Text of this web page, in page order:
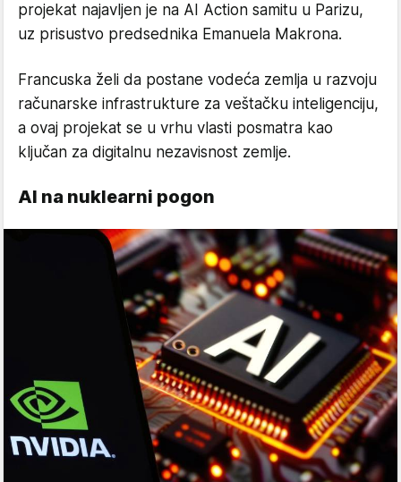
projekat najavljen je na AI Action samitu u Parizu,
uz prisustvo predsednika Emanuela Makrona.
Francuska želi da postane vodeća zemlja u razvoju
računarske infrastrukture za veštačku inteligenciju,
a ovaj projekat se u vrhu vlasti posmatra kao
ključan za digitalnu nezavisnost zemlje.
AI na nuklearni pogon